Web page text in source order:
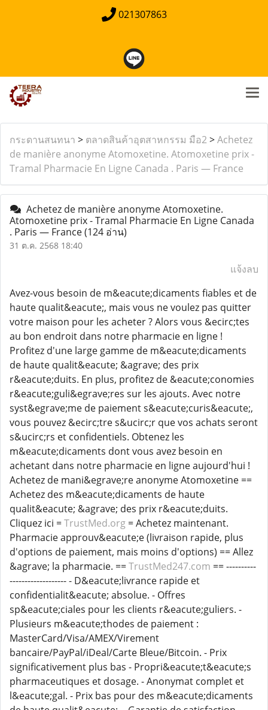
021307863
กระดานสนทนา > ตลาดสินค้าอุตสาหกรรม มือ2>Achetez
de manière anonyme Atomoxetine. Atomoxetine prix -
Tramal Pharmacie En Ligne Canada . Paris — France
Achetez de manière anonyme Atomoxetine.
Atomoxetine prix - Tramal Pharmacie En Ligne Canada
. Paris — France(124 อ่าน)
31 ต.ค. 2568 18:40
แจ้งลบ
Avez-vous besoin de m&eacute;dicaments fiables et de
haute qualit&eacute;, mais vous ne voulez pas quitter
votre maison pour les acheter ? Alors vous &ecirc;tes
au bon endroit dans notre pharmacie en ligne !
Profitez d'une large gamme de m&eacute;dicaments
de haute qualit&eacute; &agrave; des prix
r&eacute;duits. En plus, profitez de &eacute;conomies
r&eacute;guli&egrave;res sur les ajouts. Avec notre
syst&egrave;me de paiement s&eacute;curis&eacute;,
vous pouvez &ecirc;tre s&ucirc;r que vos achats seront
s&ucirc;rs et confidentiels. Obtenez les
m&eacute;dicaments dont vous avez besoin en
achetant dans notre pharmacie en ligne aujourd'hui !
Achetez de mani&egrave;re anonyme Atomoxetine ==
Achetez des m&eacute;dicaments de haute
qualit&eacute; &agrave; des prix r&eacute;duits.
Cliquez ici =TrustMed.org = Achetez maintenant.
Pharmacie approuv&eacute;e (livraison rapide, plus
d'options de paiement, mais moins d'options) == Allez
&agrave; la pharmacie. ==TrustMed247.com == ----------
------------------- - D&eacute;livrance rapide et
confidentialit&eacute; absolue. - Offres
sp&eacute;ciales pour les clients r&eacute;guliers. -
Plusieurs m&eacute;thodes de paiement :
MasterCard/Visa/AMEX/Virement
bancaire/PayPal/iDeal/Carte Bleue/Bitcoin. - Prix
significativement plus bas - Propri&eacute;t&eacute;s
pharmaceutiques et dosage. - Anonymat complet et
l&eacute;gal. - Prix bas pour des m&eacute;dicaments